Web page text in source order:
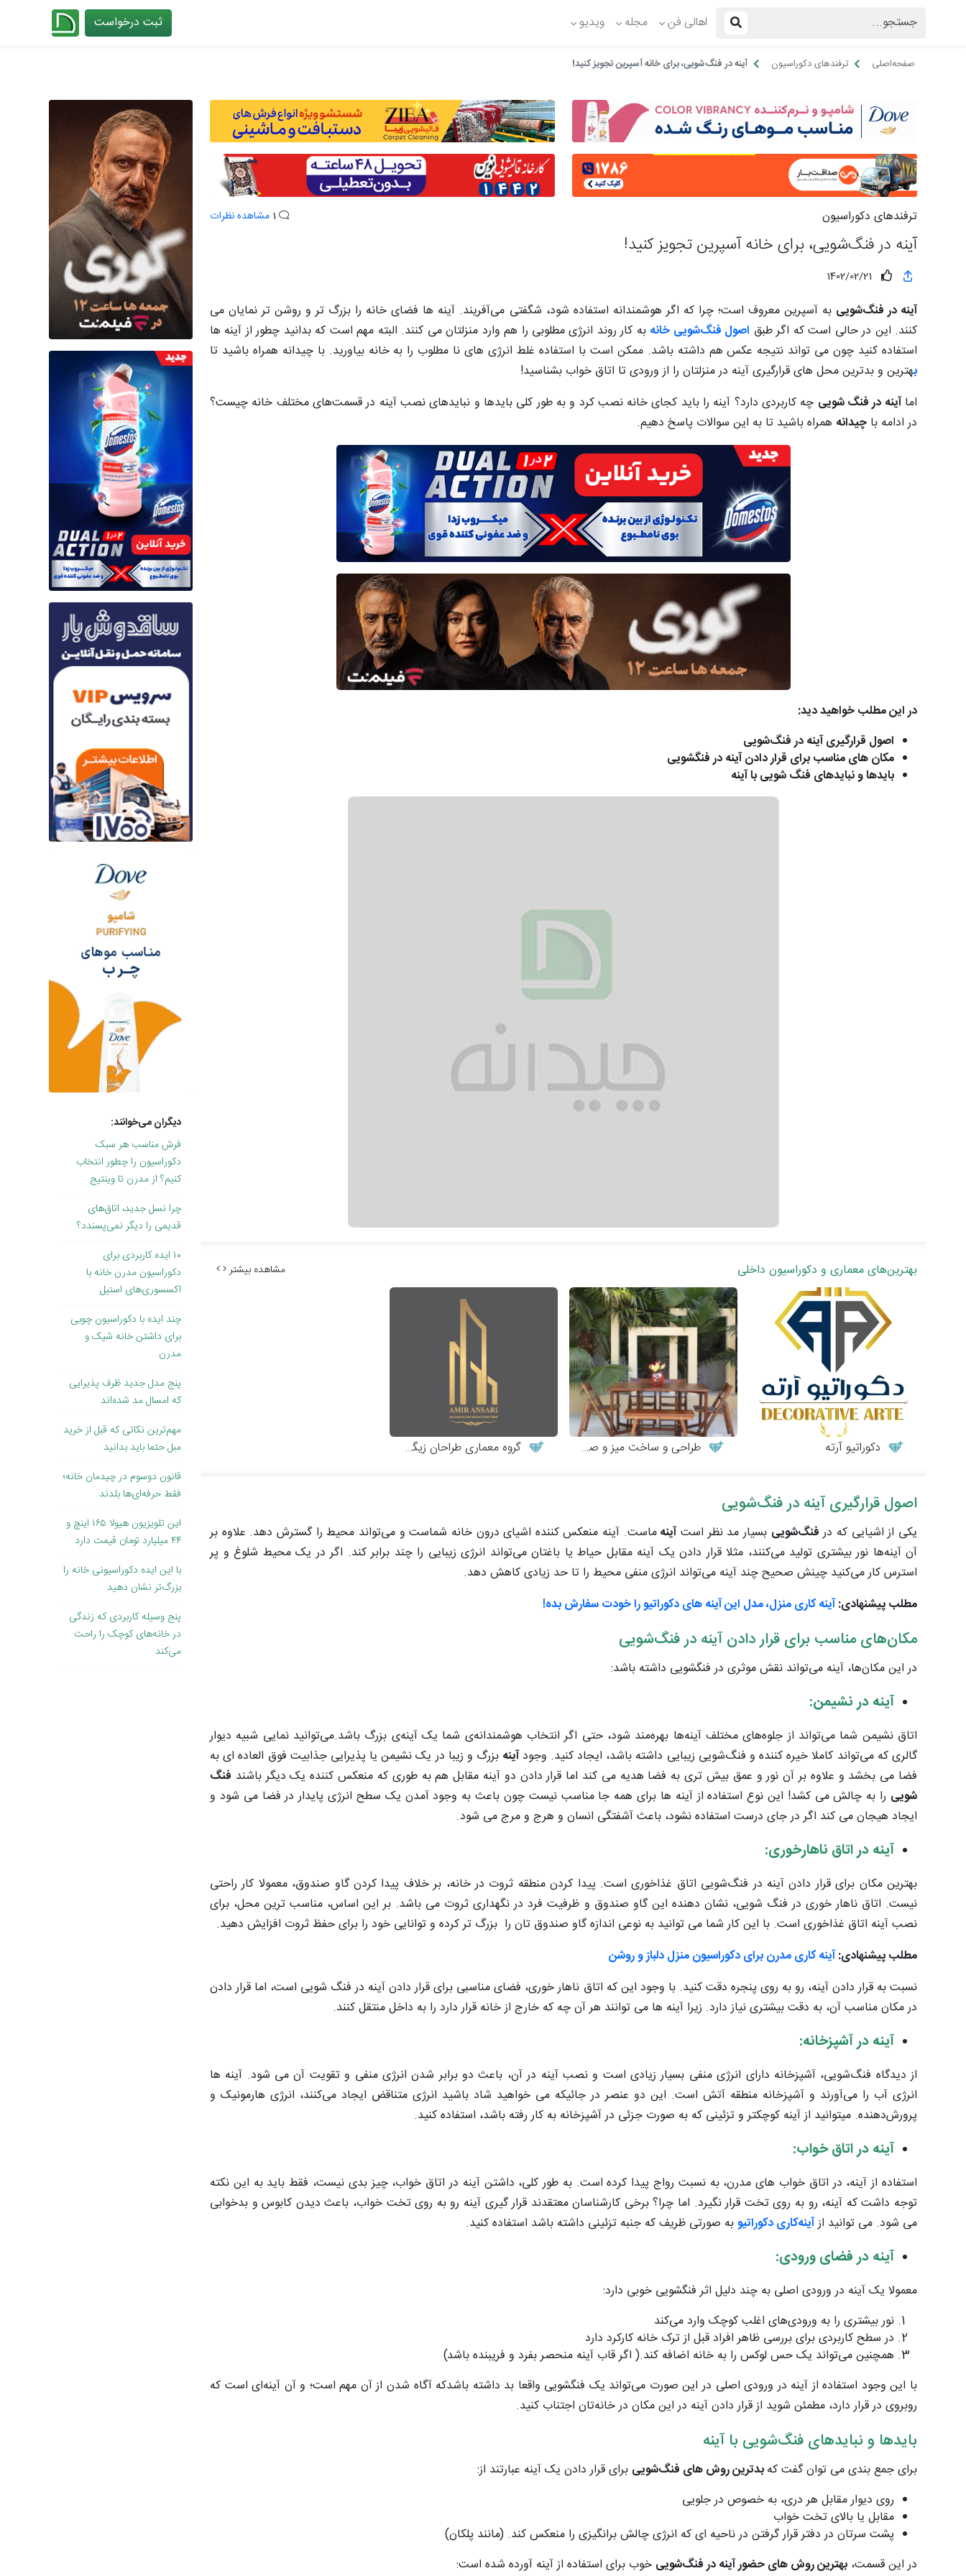
اهالی فن مجله ویدیو ثبت درخواست
صفحه‌اصلی ترفندهای دکوراسیون آینه در فنگ‌شویی، برای خانه آسپرین تجویز کنید!
ترفندهای دکوراسیون مشاهده نظرات
آینه در فنگ‌شویی، برای خانه آسپرین تجویز کنید!
1402/02/21
آینه در فنگ‌شویی به آسپرین معروف است؛ چرا که اگر هوشمندانه استفاده شود، شگفتی می‌آفریند. آینه ها فضای خانه را بزرگ تر و روشن تر نمایان می
کنند. این در حالی است که اگر طبق اصول فنگ‌شویی خانه به کار روند انرژی مطلوبی را هم وارد منزلتان می کنند. البته مهم است که بدانید چطور از آینه ها
استفاده کنید چون می تواند نتیجه عکس هم داشته باشد. ممکن است با استفاده غلط انرژی های نا مطلوب را به خانه بیاورید. با چیدانه همراه باشید تا
بهترین و بدترین محل های قرارگیری آینه در منزلتان را از ورودی تا اتاق خواب بشناسید!
اماآینه در فنگ شویی چه کاربردی دارد؟ آینه را باید کجای خانه نصب کرد و به طور کلی بایدها و نبایدهای نصب آینه در قسمت‌های مختلف خانه چیست؟
در ادامه با چیدانه همراه باشید تا به این سوالات پاسخ دهیم.
در این مطلب خواهید دید:
اصول قرارگیری آینه در فنگ‌شویی
مکان های مناسب برای قرار دادن آینه در فنگشویی
بایدها و نبایدهای فنگ شویی با آینه
بهترین‌های معماری و دکوراسیون داخلی مشاهده بیشتر
دکوراتیو آرته طراحی و ساخت میز و صندلی چوبی گروه معماری طراحان زیگورات
اصول قرارگیری آینه در فنگ‌شویی
یکی از اشیایی که درفنگ‌شویی بسیار مد نظر است آینهماست. آینه منعکس کننده اشیای درون خانه شماست و می‌تواند محیط را گسترش دهد. علاوه بر
آن آینه‌ها نور بیشتری تولید می‌کنند، مثلا قرار دادن یک آینه مقابل حیاط یا باغتان می‌تواند انرژی زیبایی را چند برابر کند. اگر در یک محیط شلوغ و پر
استرس کار می‌کنید چینش صحیح چند آینه می‌تواند انرژی منفی محیط را تا حد زیادی کاهش دهد.
مطلب پیشنهادی:آینه کاری منزل، مدل این آینه های دکوراتیو را خودت سفارش بده!
مکان‌های مناسب برای قرار دادن آینه در فنگ‌شویی
در این مکان‌ها، آینه می‌تواند نقش موثری در فنگشویی داشته باشد:
آینه در نشیمن:
اتاق نشیمن شما می‌تواند از جلوه‌های مختلف آینه‌ها بهره‌مند شود، حتی اگر انتخاب هوشمندانه‌ی شما یک آینه‌ی بزرگ باشد.می‌توانید نمایی شبیه دیوار
گالری که می‌تواند کاملا خیره ‌کننده و فنگ‌شویی زیبایی داشته باشد، ایجاد کنید. وجودآینه بزرگ و زیبا در یک نشیمن یا پذیرایی جذابیت فوق العاده ای به
فضا می بخشد و علاوه بر آن نور و عمق بیش تری به فضا هدیه می کند اما قرار دادن دو آینه مقابل هم به طوری که منعکس کننده یک دیگر باشند فنگ
شویی را به چالش می کشد! این نوع استفاده از آینه ها برای همه جا مناسب نیست چون باعث به وجود آمدن یک سطح انرژی پایدار در فضا می شود و
ایجاد هیجان می کند اگر در جای درست استفاده نشود، باعث آشفتگی انسان و هرج و مرج می شود.
آینه در اتاق ناهارخوری:
بهترین مکان برای قرار دادن آینه در فنگ‌شویی اتاق غذاخوری است. پیدا کردن منطقه ثروت در خانه، بر خلاف پیدا کردن گاو صندوق، معمولا کار راحتی
نیست. اتاق ناهار خوری در فنگ شویی، نشان دهنده این گاو صندوق و ظرفیت فرد در نگهداری ثروت می باشد. بر این اساس، مناسب ترین محل، برای
نصب آینه اتاق غذاخوری است. با این کار شما می توانید به نوعی اندازه گاو صندوق تان را بزرگ تر کرده و توانایی خود را برای حفظ ثروت افزایش دهید.
مطلب پیشنهادی:آینه کاری مدرن برای دکوراسیون منزل دلباز و روشن
نسبت به قرار دادن آینه، رو به روی پنجره دقت کنید. با وجود این که اتاق ناهار خوری، فضای مناسبی برای قرار دادن آینه در فنگ شویی است، اما قرار دادن
در مکان مناسب آن، به دقت بیشتری نیاز دارد. زیرا آینه ها می توانند هر آن چه که خارج از خانه قرار دارد را به داخل منتقل کنند.
آینه در آشپزخانه:
از دیدگاه فنگ‌شویی، آشپزخانه دارای انرژی منفی بسیار زیادی است و نصب آینه در آن، باعث دو برابر شدن انرژی منفی و تقویت آن می شود. آینه ‌ها
انرژی آب را می‌آورند و آشپزخانه منطقه آتش است. این دو عنصر در جائیکه می خواهید شاد باشید انرژی متناقض ایجاد می‌کنند، انرژی هارمونیک و
پرورش‌دهنده. میتوانید از آینه کوچکتر و تزئینی که به صورت جزئی در آشپزخانه به کار رفته باشد، استفاده کنید.
آینه در اتاق خواب:
استفاده از آینه، در اتاق خواب های مدرن، به نسبت رواج پیدا کرده است. به طور کلی، داشتن آینه در اتاق خواب، چیز بدی نیست، فقط باید به این نکته
توجه داشت که آینه، رو به روی تخت قرار نگیرد. اما چرا؟ برخی کارشناسان معتقدند قرار گیری آینه رو به روی تخت خواب، باعث دیدن کابوس و بدخوابی
می شود. می توانید ازآینه‌کاری دکوراتیوبه صورتی ظریف که جنبه تزئینی داشته باشد استفاده کنید.
آینه در فضای ورودی:
معمولا یک آینه در ورودی اصلی به چند دلیل اثر فنگشویی خوبی دارد:
نور بیشتری را به ورودی‌های اغلب کوچک وارد می‌کند
در سطح کاربردی برای بررسی ظاهر افراد قبل از ترک خانه کارکرد دارد
همچنین می‌تواند یک حس لوکس را به خانه اضافه کند.( اگر قاب آینه منحصر بفرد و فریبنده باشد)
با این وجود استفاده از آینه در ورودی اصلی در این صورت می‌تواند یک فنگشویی واقعا بد داشته باشدکه آگاه شدن از آن مهم است؛ و آن آینه‌ای است که
روبروی در قرار دارد، مطمئن شوید از قرار دادن آینه در این مکان در خانه‌تان اجتناب کنید.
بایدها و نبایدهای فنگ‌شویی با آینه
برای جمع ‌بندی می ‌توان گفت کهبدترین روش ‌های فنگ‌شویی برای قرار دادن یک آینه عبارتند از:
روی دیوار مقابل هر دری، به خصوص در جلویی
مقابل یا بالای تخت ‌خواب
پشت سرتان در دفتر قرار گرفتن در ناحیه ای که انرژی چالش برانگیزی را منعکس ‌کند. (مانند پلکان)
در این قسمت، بهترین روش های حضور آینه در فنگ‌شویی خوب برای استفاده از آینه آورده شده است:
دیگران می‌خوانند:
فرش مناسب هر سبک
دکوراسیون را چطور انتخاب
کنیم؟ از مدرن تا وینتیج
چرا نسل جدید، اتاق‌های
قدیمی را دیگر نمی‌پسندد؟
۱۰ ایده کاربردی برای
دکوراسیون مدرن خانه با
اکسسوری‌های استیل
چند ایده با دکوراسیون چوبی
برای داشتن خانه شیک و
مدرن
پنج مدل جدید ظرف پذیرایی
که امسال مد شده‌اند
مهم‌ترین نکاتی که قبل از خرید
مبل حتما باید بدانید
قانون دوسوم در چیدمان خانه؛
فقط حرفه‌ای‌ها بلدند
این تلویزیون هیولا ۱۶۵ اینچ و
۴۴ میلیارد تومان قیمت دارد
با این ایده دکوراسیونی خانه را
بزرگ‌تر نشان دهید
پنج وسیله کاربردی که زندگی
در خانه‌های کوچک را راحت
می‌کند